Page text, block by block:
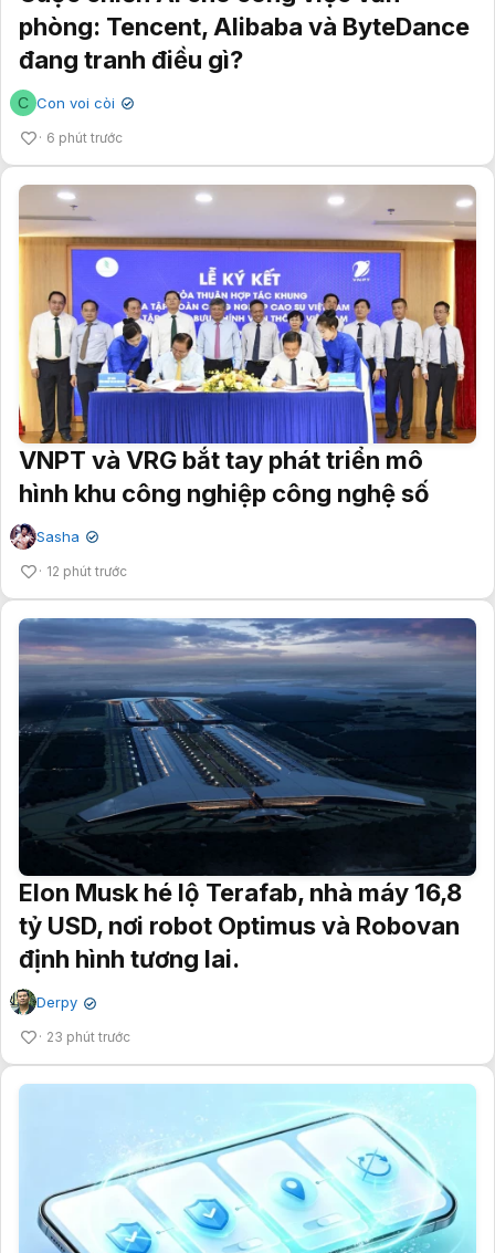
phòng: Tencent, Alibaba và ByteDance
đang tranh điều gì?
C Con voi còi ✔
6 phút trước
VNPT và VRG bắt tay phát triển mô
hình khu công nghiệp công nghệ số
Sasha ✔
12 phút trước
Elon Musk hé lộ Terafab, nhà máy 16,8
tỷ USD, nơi robot Optimus và Robovan
định hình tương lai.
Derpy ✔
23 phút trước